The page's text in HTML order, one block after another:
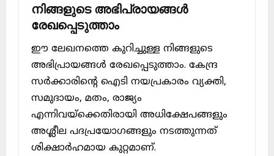
നിങ്ങളുടെ അഭിപ്രായങ്ങൾ
രേഖപ്പെടുത്താം
ഈ ലേഖനത്തെ കുറിച്ചുള്ള നിങ്ങളുടെ
അഭിപ്രായങ്ങൾ രേഖപ്പെടുത്താം. കേന്ദ്ര
സർക്കാരിന്റെ ഐടി നയപ്രകാരം വ്യക്തി,
സമുദായം, മതം, രാജ്യം
എന്നിവയ്ക്കെതിരായി അധിക്ഷേപങ്ങളും
അശ്ലീല പദപ്രയോഗങ്ങളും നടത്തുന്നത്
ശിക്ഷാർഹമായ കുറ്റമാണ്.